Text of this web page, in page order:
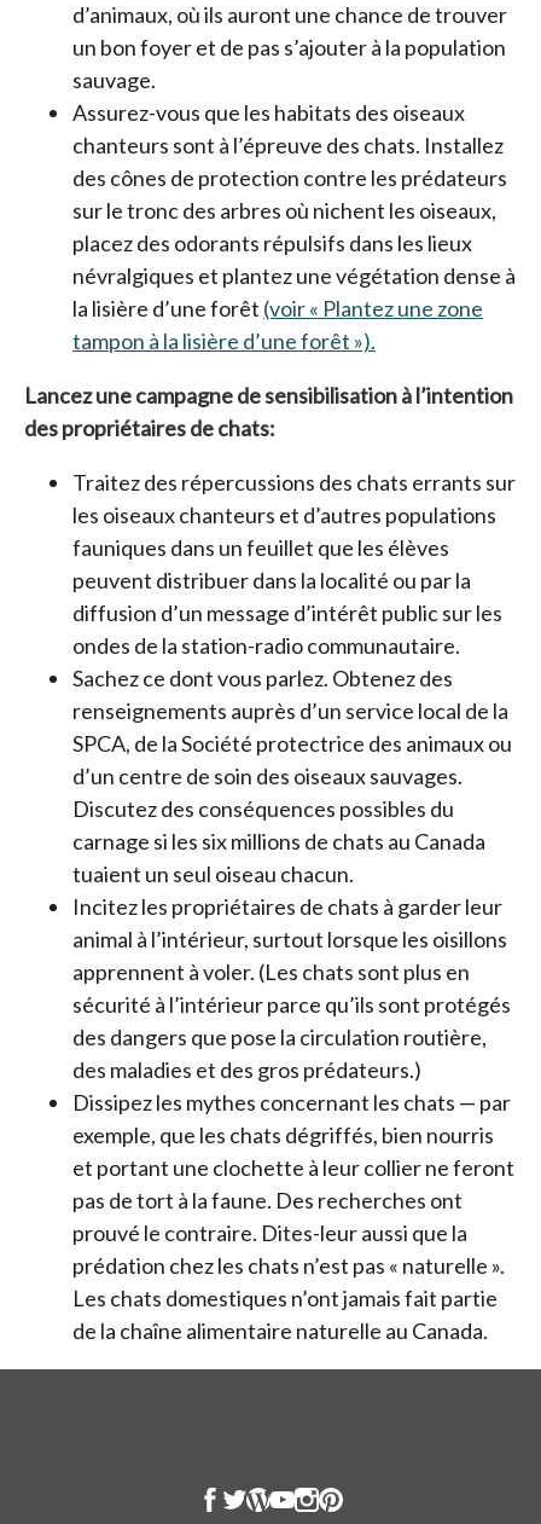
d’animaux, où ils auront une chance de trouver
un bon foyer et de pas s’ajouter à la population
sauvage.
Assurez-vous que les habitats des oiseaux
chanteurs sont à l’épreuve des chats. Installez
des cônes de protection contre les prédateurs
sur le tronc des arbres où nichent les oiseaux,
placez des odorants répulsifs dans les lieux
névralgiques et plantez une végétation dense à
la lisière d’une forêt (voir « Plantez une zone
tampon à la lisière d’une forêt »).
Lancez une campagne de sensibilisation à l’intention
des propriétaires de chats:
Traitez des répercussions des chats errants sur
les oiseaux chanteurs et d’autres populations
fauniques dans un feuillet que les élèves
peuvent distribuer dans la localité ou par la
diffusion d’un message d’intérêt public sur les
ondes de la station-radio communautaire.
Sachez ce dont vous parlez. Obtenez des
renseignements auprès d’un service local de la
SPCA, de la Société protectrice des animaux ou
d’un centre de soin des oiseaux sauvages.
Discutez des conséquences possibles du
carnage si les six millions de chats au Canada
tuaient un seul oiseau chacun.
Incitez les propriétaires de chats à garder leur
animal à l’intérieur, surtout lorsque les oisillons
apprennent à voler. (Les chats sont plus en
sécurité à l’intérieur parce qu’ils sont protégés
des dangers que pose la circulation routière,
des maladies et des gros prédateurs.)
Dissipez les mythes concernant les chats — par
exemple, que les chats dégriffés, bien nourris
et portant une clochette à leur collier ne feront
pas de tort à la faune. Des recherches ont
prouvé le contraire. Dites-leur aussi que la
prédation chez les chats n’est pas « naturelle ».
Les chats domestiques n’ont jamais fait partie
de la chaîne alimentaire naturelle au Canada.